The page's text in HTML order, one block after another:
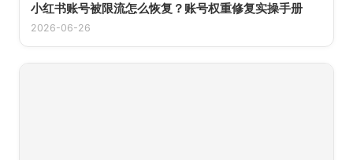
小红书账号被限流怎么恢复？账号权重修复实操手册
2026-06-26